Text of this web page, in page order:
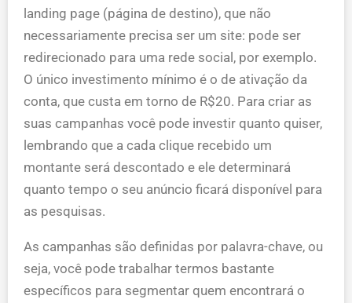
landing page (página de destino), que não
necessariamente precisa ser um site: pode ser
redirecionado para uma rede social, por exemplo.
O único investimento mínimo é o de ativação da
conta, que custa em torno de R$20. Para criar as
suas campanhas você pode investir quanto quiser,
lembrando que a cada clique recebido um
montante será descontado e ele determinará
quanto tempo o seu anúncio ficará disponível para
as pesquisas.
As campanhas são definidas por palavra-chave, ou
seja, você pode trabalhar termos bastante
específicos para segmentar quem encontrará o